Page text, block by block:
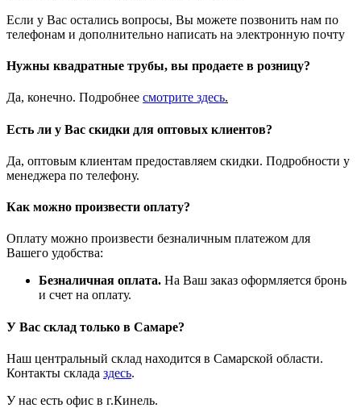
Если у Вас остались вопросы, Вы можете позвонить нам по
телефонам и дополнительно написать на электронную почту
Нужны квадратные трубы, вы продаете в розницу?
Да, конечно. Подробнее смотрите здесь.
Есть ли у Вас скидки для оптовых клиентов?
Да, оптовым клиентам предоставляем скидки. Подробности у
менеджера по телефону.
Как можно произвести оплату?
Оплату можно произвести безналичным платежом для
Вашего удобства:
Безналичная оплата. На Ваш заказ оформляется бронь
и счет на оплату.
У Вас склад только в Самаре?
Наш центральный склад находится в Самарской области.
Контакты склада здесь.
У нас есть офис в г.Кинель.